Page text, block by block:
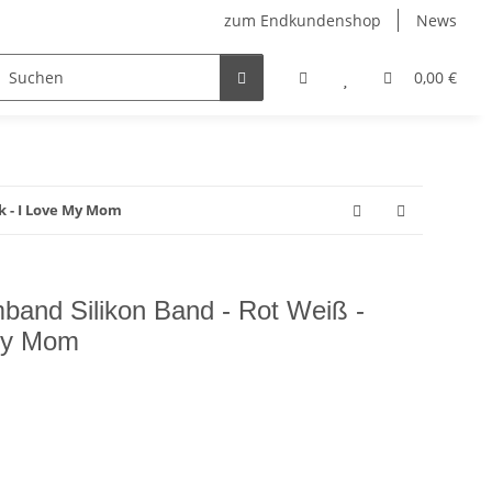
zum Endkundenshop News
0,00 €
FFP2-Masken
I Love My Mom
Silikon Band - Rot Weiß -
Mom